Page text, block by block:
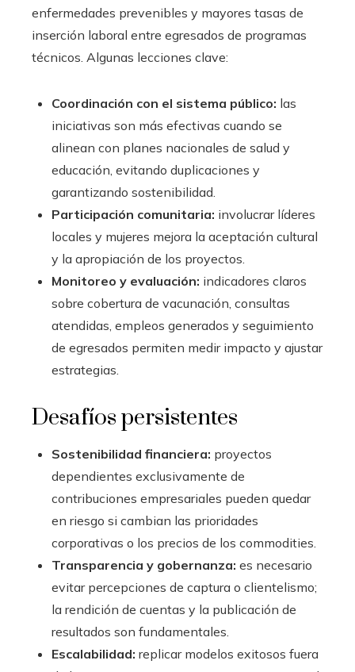
enfermedades prevenibles y mayores tasas de
inserción laboral entre egresados de programas
técnicos. Algunas lecciones clave:
Coordinación con el sistema público: las
iniciativas son más efectivas cuando se
alinean con planes nacionales de salud y
educación, evitando duplicaciones y
garantizando sostenibilidad.
Participación comunitaria: involucrar líderes
locales y mujeres mejora la aceptación cultural
y la apropiación de los proyectos.
Monitoreo y evaluación: indicadores claros
sobre cobertura de vacunación, consultas
atendidas, empleos generados y seguimiento
de egresados permiten medir impacto y ajustar
estrategias.
Desafíos persistentes
Sostenibilidad financiera: proyectos
dependientes exclusivamente de
contribuciones empresariales pueden quedar
en riesgo si cambian las prioridades
corporativas o los precios de los commodities.
Transparencia y gobernanza: es necesario
evitar percepciones de captura o clientelismo;
la rendición de cuentas y la publicación de
resultados son fundamentales.
Escalabilidad: replicar modelos exitosos fuera